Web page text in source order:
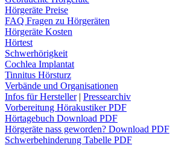
Hörgeräte Preise
FAQ Fragen zu Hörgeräten
Hörgeräte Kosten
Hörtest
Schwerhörigkeit
Cochlea Implantat
Tinnitus Hörsturz
Verbände und Organisationen
Infos für Hersteller| Pressearchiv
Vorbereitung Hörakustiker PDF
Hörtagebuch Download PDF
Hörgeräte nass geworden? Download PDF
Schwerbehinderung Tabelle PDF